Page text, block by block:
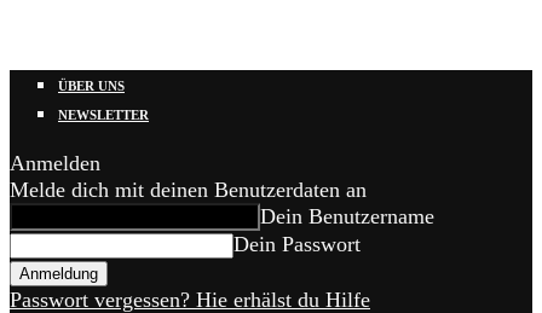
ÜBER UNS
NEWSLETTER
Anmelden
Melde dich mit deinen Benutzerdaten an
Dein Benutzername
Dein Passwort
Passwort vergessen? Hie erhälst du Hilfe